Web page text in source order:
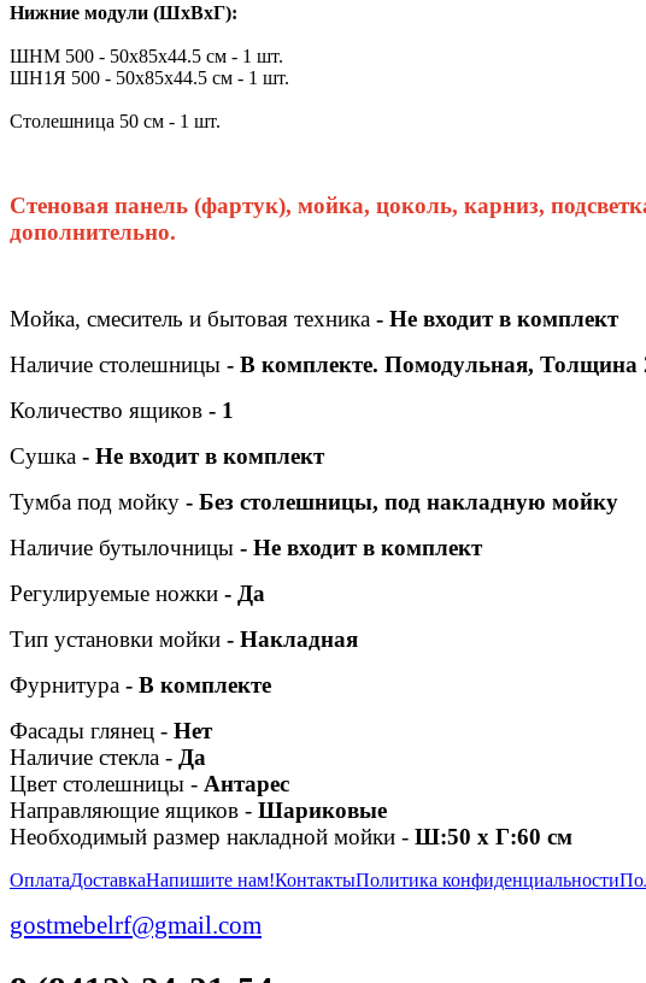
Нижние модули (ШхВхГ):
ШНМ 500 - 50х85х44.5 см - 1 шт.
ШН1Я 500 - 50х85х44.5 см - 1 шт.
Столешница 50 см - 1 шт.
Стеновая панель (фартук), мойка, цоколь, карниз,
дополнительно.
Мойка, смеситель и бытовая техника - Не входит в комплект
Наличие столешницы - В комплекте. Помодульная, Толщина
Количество ящиков - 1
Сушка - Не входит в комплект
Тумба под мойку - Без столешницы, под накладную мойку
Наличие бутылочницы - Не входит в комплект
Регулируемые ножки - Да
Тип установки мойки - Накладная
Фурнитура - В комплекте
Фасады глянец - Нет
Наличие стекла - Да
Цвет столешницы - Антарес
Направляющие ящиков - Шариковые
Необходимый размер накладной мойки - Ш:50 x Г:60 см
ОплатаДоставкаНапишите нам!КонтактыПолитика конфиденциальности
gostmebelrf@gmail.com